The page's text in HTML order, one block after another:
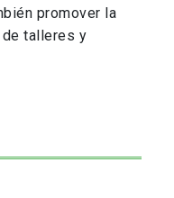
promover la
talleres y